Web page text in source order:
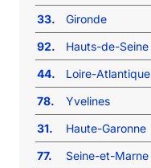
33.
Gironde
92.
Hauts-de-Seine
44.
Loire-Atlantique
78.
Yvelines
31.
Haute-Garonne
77.
Seine-et-Marne